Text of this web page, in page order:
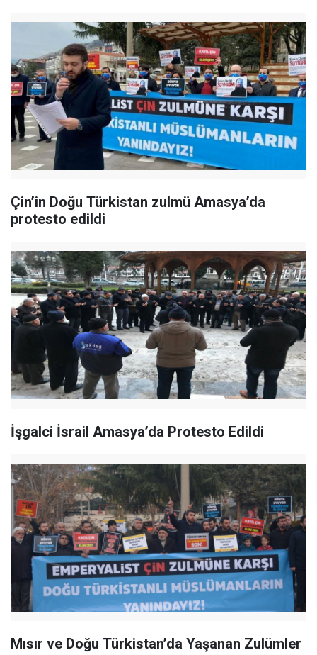
Çin’in Doğu Türkistan zulmü Amasya’da
protesto edildi
İşgalci İsrail Amasya’da Protesto Edildi
Mısır ve Doğu Türkistan’da Yaşanan Zulümler